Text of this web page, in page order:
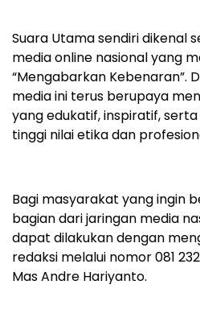
Suara Utama sendiri dikenal
media online nasional yang
“Mengabarkan Kebenaran”.
media ini terus berupaya
yang edukatif, inspiratif,
tinggi nilai etika dan
Bagi masyarakat yang ingin
bagian dari jaringan media
dapat dilakukan dengan
redaksi melalui nomor 081
Mas Andre Hariyanto.